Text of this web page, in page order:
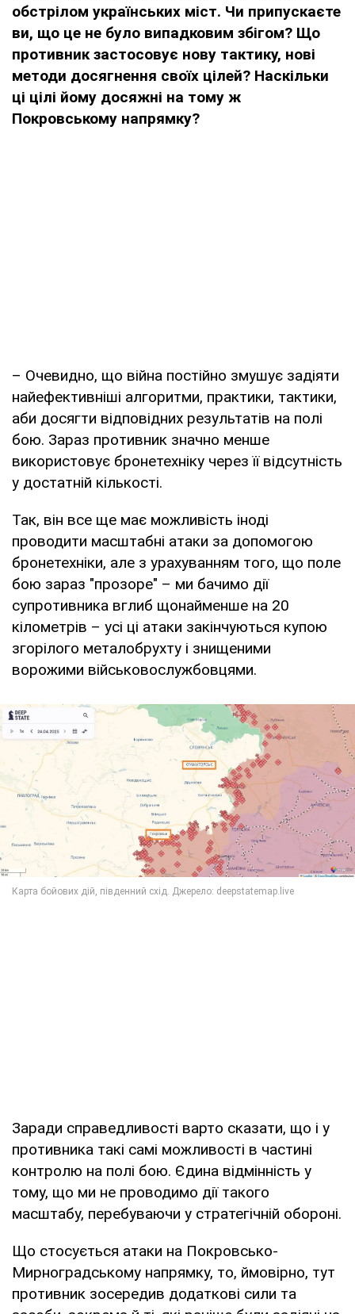
обстрілом українських міст. Чи припускаєте
ви, що це не було випадковим збігом? Що
противник застосовує нову тактику, нові
методи досягнення своїх цілей? Наскільки
ці цілі йому досяжні на тому ж
Покровському напрямку?
– Очевидно, що війна постійно змушує задіяти
найефективніші алгоритми, практики, тактики,
аби досягти відповідних результатів на полі
бою. Зараз противник значно менше
використовує бронетехніку через її відсутність
у достатній кількості.
Так, він все ще має можливість іноді
проводити масштабні атаки за допомогою
бронетехніки, але з урахуванням того, що поле
бою зараз "прозоре" – ми бачимо дії
супротивника вглиб щонайменше на 20
кілометрів – усі ці атаки закінчуються купою
згорілого металобрухту і знищеними
ворожими військовослужбовцями.
Заради справедливості варто сказати, що і у
противника такі самі можливості в частині
контролю на полі бою. Єдина відмінність у
тому, що ми не проводимо дії такого
масштабу, перебуваючи у стратегічній обороні.
Що стосується атаки на Покровсько-
Мирноградському напрямку, то, ймовірно, тут
противник зосередив додаткові сили та